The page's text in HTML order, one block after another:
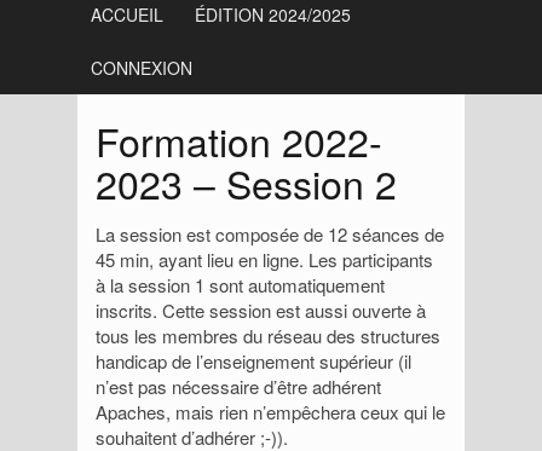
ACCUEIL ÉDITION 2024/2025
CONNEXION
Formation 2022-
2023 – Session 2
La session est composée de 12 séances de
45 min, ayant lieu en ligne. Les participants
à la session 1 sont automatiquement
inscrits. Cette session est aussi ouverte à
tous les membres du réseau des structures
handicap de l’enseignement supérieur (il
n’est pas nécessaire d’être adhérent
Apaches, mais rien n’empêchera ceux qui le
souhaitent d’adhérer ;-)).